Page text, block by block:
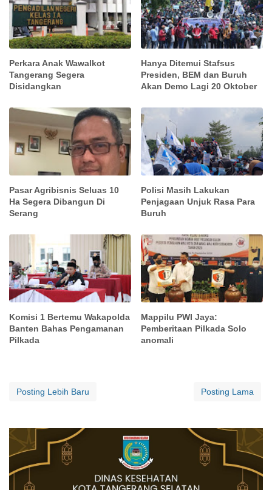
Perkara Anak Wawalkot
Tangerang Segera
Disidangkan
Hanya Ditemui Stafsus
Presiden, BEM dan Buruh
Akan Demo Lagi 20 Oktober
Pasar Agribisnis Seluas 10
Ha Segera Dibangun Di
Serang
Polisi Masih Lakukan
Penjagaan Unjuk Rasa Para
Buruh
Komisi 1 Bertemu Wakapolda
Banten Bahas Pengamanan
Pilkada
Mappilu PWI Jaya:
Pemberitaan Pilkada Solo
anomali
Posting Lebih Baru Posting Lama